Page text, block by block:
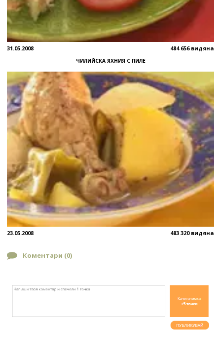
31.05.2008 484 656 видяна
ЧИЛИЙСКА ЯХНИЯ С ПИЛЕ
23.05.2008 483 320 видяна
Коментари (0)